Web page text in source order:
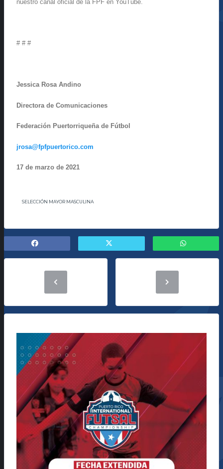
nuestro canal oficial de la FPF en YouTube.
# # #
Jessica Rosa Andino
Directora de Comunicaciones
Federación Puertorriqueña de Fútbol
jrosa@fpfpuertorico.com
17 de marzo de 2021
SELECCIÓN MAYOR MASCULINA